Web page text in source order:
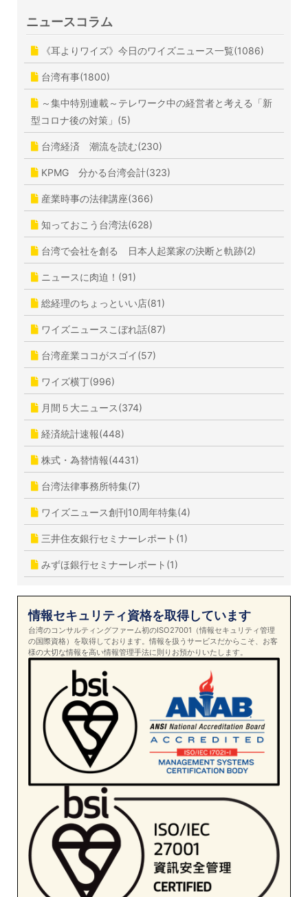
ニュースコラム
《耳よりワイズ》今日のワイズニュース一覧(1086)
台湾有事(1800)
～集中特別連載～テレワーク中の経営者と考える「新
型コロナ後の対策」(5)
台湾経済 潮流を読む(230)
KPMG 分かる台湾会計(323)
産業時事の法律講座(366)
知っておこう台湾法(628)
台湾で会社を創る 日本人起業家の決断と軌跡(2)
ニュースに肉迫！(91)
総経理のちょっといい店(81)
ワイズニュースこぼれ話(87)
台湾産業ココがスゴイ(57)
ワイズ横丁(996)
月間５大ニュース(374)
経済統計速報(448)
株式・為替情報(4431)
台湾法律事務所特集(7)
ワイズニュース創刊10周年特集(4)
三井住友銀行セミナーレポート(1)
みずほ銀行セミナーレポート(1)
情報セキュリティ資格を取得しています
台湾のコンサルティングファーム初のISO27001（情報セキュリティ管理
の国際資格）を取得しております。情報を扱うサービスだからこそ、お客
様の大切な情報を高い情報管理手法に則りお預かりいたします。